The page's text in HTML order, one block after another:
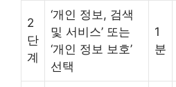
2
단
계
‘개인 정보, 검색
및 서비스’ 또는
‘개인 정보 보호’
선택
1
분